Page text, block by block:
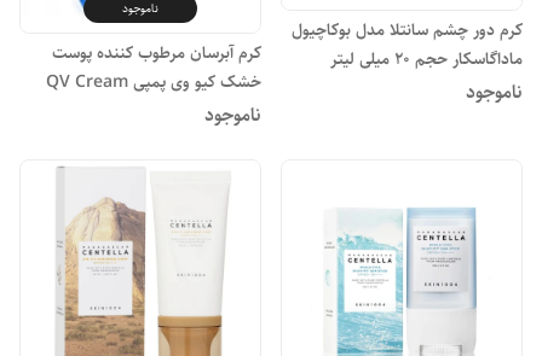
کرم دور چشم سانتلا مدل بوکاچیول
ماداگاسکار حجم ۲۰ میلی لیتر
ناموجود
ناموجود
کرم آبرسان مرطوب کننده پوست
خشک کیو وی پمپی QV Cream
ناموجود